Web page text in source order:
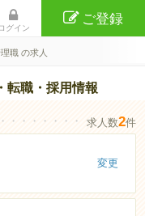
ログイン
ご登録
職 の求人
転職・採用情報
・・・・・・・・・・・・
求人数2件
変更